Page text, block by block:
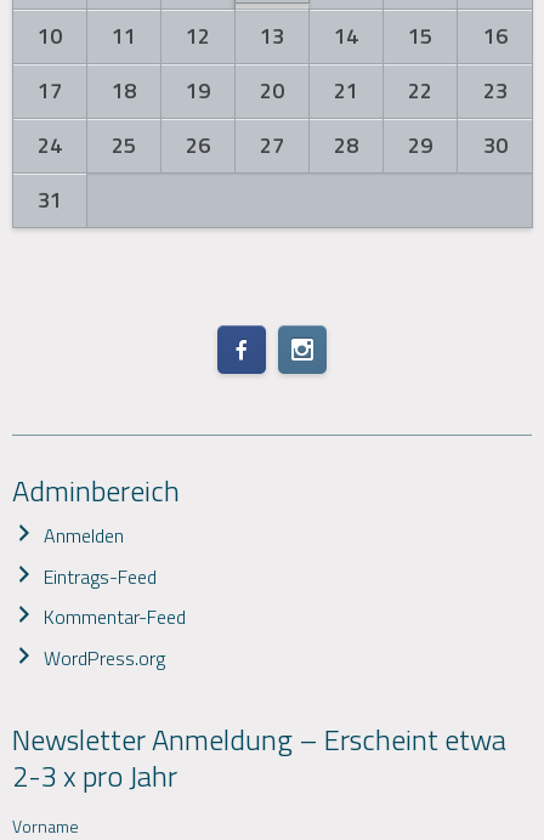
10
11 12 13 14 15
16
17
18 19 20 21 22
23
24
25 26 27 28 29
30
31
Adminbereich
Anmelden
Eintrags-Feed
Kommentar-Feed
WordPress.org
Newsletter Anmeldung – Erscheint etwa
2-3 x pro Jahr
Vorname